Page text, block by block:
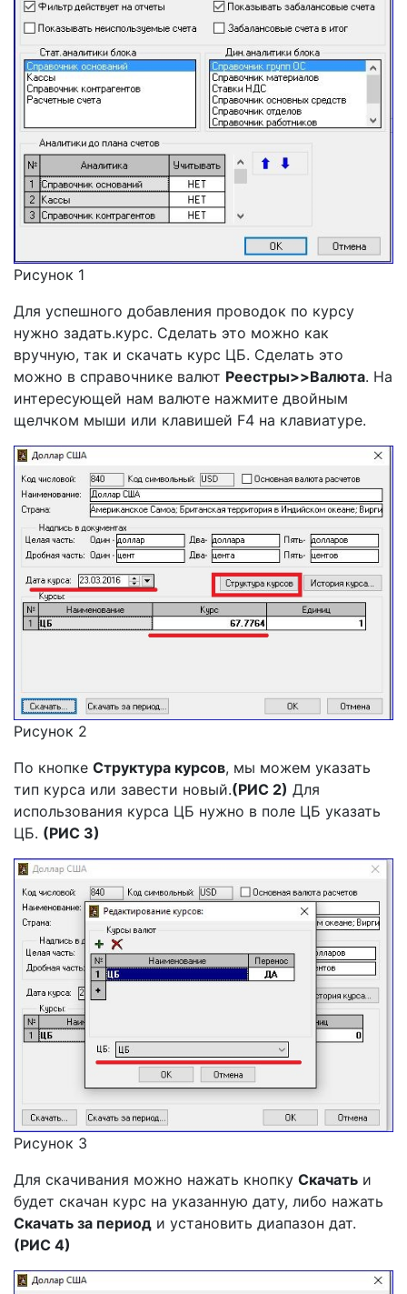
Рисунок 1
Для успешного добавления проводок по курсу
нужно задать.курс. Сделать это можно как
вручную, так и скачать курс ЦБ. Сделать это
можно в справочнике валют Реестры>>Валюта. На
интересующей нам валюте нажмите двойным
щелчком мыши или клавишей F4 на клавиатуре.
Рисунок 2
По кнопке Структура курсов, мы можем указать
тип курса или завести новый.(РИС 2) Для
использования курса ЦБ нужно в поле ЦБ указать
ЦБ. (РИС 3)
Рисунок 3
Для скачивания можно нажать кнопку Скачать и
будет скачан курс на указанную дату, либо нажать
Скачать за период и установить диапазон дат.
(РИС 4)